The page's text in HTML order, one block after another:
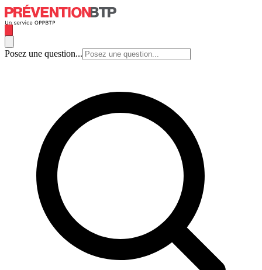
Posez une question...